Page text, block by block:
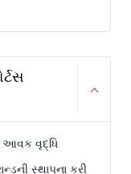
આવક વૃદ્ધિ
સ્થાપના કરી